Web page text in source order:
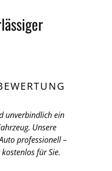
unverbindlich ein
Unsere
professionell –
für Sie.